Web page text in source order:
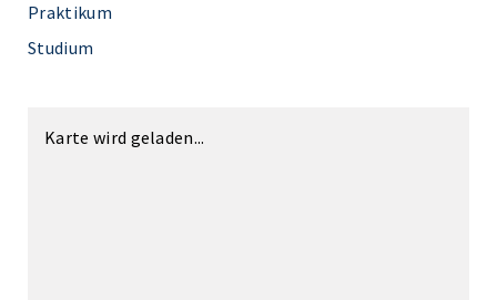
Praktikum
Studium
Karte wird geladen...